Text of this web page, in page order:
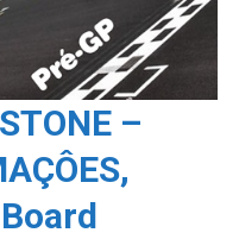
–